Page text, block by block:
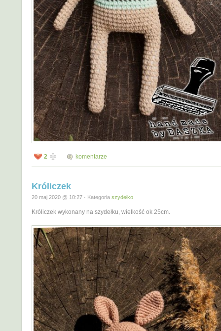
2 komentarze
Króliczek
20 maj 2020 @ 10:27 · Kategoria szydełko
Króliczek wykonany na szydełku, wielkość ok 25cm.